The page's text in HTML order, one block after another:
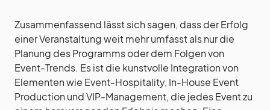
Zusammenfassend lässt sich sagen, dass der Erfolg
einer Veranstaltung weit mehr umfasst als nur die
Planung des Programms oder dem Folgen von
Event-Trends. Es ist die kunstvolle Integration von
Elementen wie Event-Hospitality, In-House Event
Production und VIP-Management, die jedes Event zu